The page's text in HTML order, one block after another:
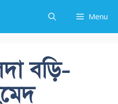
Menu
বড়ি-